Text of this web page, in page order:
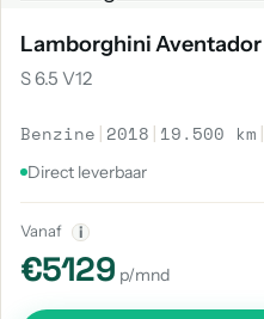
Lamborghini Aventador
S 6.5 V12
Benzine | 2018 | 19.500 km |
Direct leverbaar
Vanaf i
€5129 p/mnd